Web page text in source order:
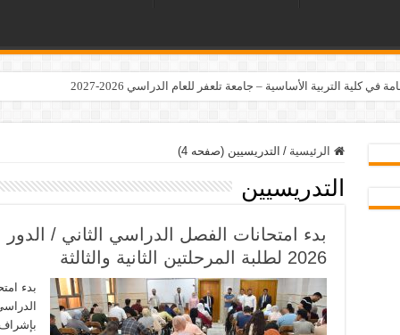
كلية التربية الأساسية – جامعة تلعفر للعام الدراسي 2026-2027
الرئيسية / التدريسيين (صفحه 4)
التدريسيين
2026 لطلبة المرحلتين الثانية والثالثة
بدء